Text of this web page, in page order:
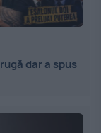
dar a spus